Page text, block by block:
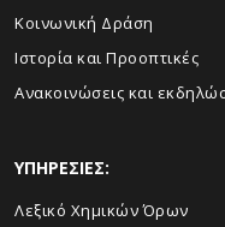
Κοινωνική Δράση
Ιστορία και Προοπτικές
Ανακοινώσεις και
ΥΠΗΡΕΣΙΕΣ:
Λεξικό Χημικών Όρων